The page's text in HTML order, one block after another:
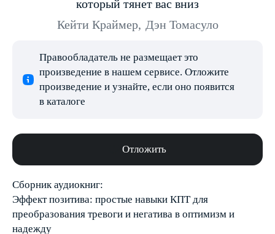
который тянет вас вниз
Кейти Краймер, Дэн Томасуло
Правообладатель не размещает это
произведение в нашем сервисе. Отложите
произведение и узнайте, если оно появится
в каталоге
Отложить
Сборник аудиокниг:
Эффект позитива: простые навыки КПТ для
преобразования тревоги и негатива в оптимизм и
надежду